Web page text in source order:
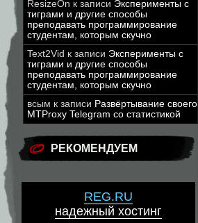
ResizeOn к записи Эксперименты с
тиграми и другие способы
преподавать программирование
студентам, которым скучно
Text2Vid к записи Эксперименты с
тиграми и другие способы
преподавать программирование
студентам, которым скучно
всым к записи Развёртывание своего
MTProxy Telegram со статистикой
РЕКОМЕНДУЕМ
REG.RU
надежный хостинг